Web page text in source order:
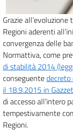
Grazie
Regioni aderenti
convergenza delle
Normattiva, come
di stabilità 2014
conseguente
il 18.9.2015 in
di accesso all’intero
tempestivamente
Regioni.